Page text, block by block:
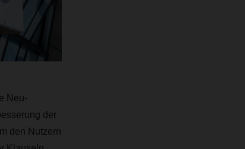
Neu-
der
den Nutzern